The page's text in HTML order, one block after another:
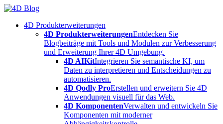
Skip
content4D Produkterweiterungen
4D ProdukterweiterungenEntdecken Sie
Blogbeiträge mit Tools und Modulen zur Verbesserung
und Erweiterung Ihrer 4D Umgebung.
4D AIKitIntegrieren Sie semantische KI, um
Daten zu interpretieren und Entscheidungen zu
automatisieren.
4D Qodly ProErstellen und erweitern Sie 4D
Anwendungen visuell für das Web.
4D KomponentenVerwalten und entwickeln Sie
Komponenten mit moderner